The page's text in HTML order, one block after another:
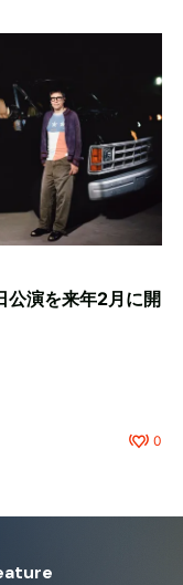
公演を来年2月に開
0